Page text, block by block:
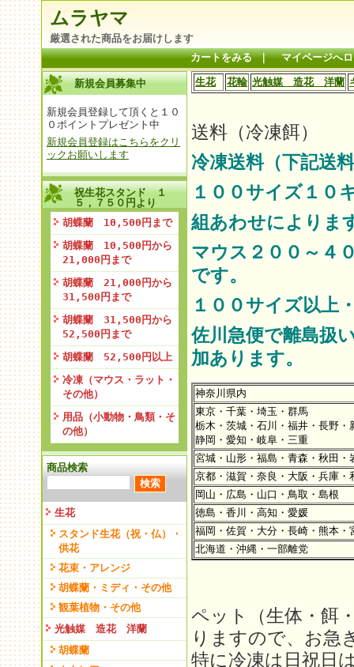
ムラヤマ
厳選された商品をお届けします
カートをみる｜ マイページへ
新規会員募集中
新規会員登録して頂くと１０
０ポイントプレゼント中
新規会員登録はこちらをクリ
ックお願いします
祝生花スタンド １
５，７５０円より
胡蝶蘭 10,500円まで
胡蝶蘭 10,500円から
21,000円まで
胡蝶蘭 21,000円から
31,500円まで
胡蝶蘭 31,500円から
52,500円まで
胡蝶蘭 52,500円以上
冷凍（マウス・ラット・
その他）
用品（小動物・鳥類・そ
の他）
商品検索
生花
スタンド生花（祝・仏）・
供花
花束・アレンジ
胡蝶蘭・ミディ・その他
観葉植物・その他
光触媒 造花 洋蘭
胡蝶蘭
生花 花輪 光触媒 造花 洋蘭
送料（冷凍餌）
冷凍送料（下記送
１００サイズ１０
組あわせによりま
マウス２００～４
です。
１００サイズ以上
佐川急便で離島扱
加あります。
神奈川県内
東京・千葉・埼玉・群馬
栃木・茨城・石川・福井・長野・
静岡・愛知・岐阜・三重
宮城・山形・福島・青森・秋田・
京都・滋賀・奈良・大阪・兵庫・
岡山・広島・山口・鳥取・島根
徳島・香川・高知・愛媛
福岡・佐賀・大分・長崎・熊本・
北海道・沖縄・一部離党
ペット（生体・餌
りますので、お急
特に冷凍は日祝日